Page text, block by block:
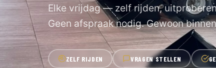
Elke vrijdag — zelf rijden,
Geen afspraak nodig. Gewoon
ZELF RIJDEN VRAGEN STELLEN